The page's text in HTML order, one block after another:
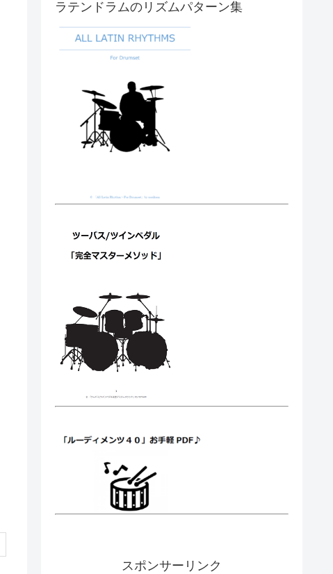
ラテンドラムのリズムパターン集
スポンサーリンク